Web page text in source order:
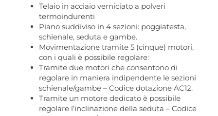
Telaio in acciaio verniciato a polveri
termoindurenti
Piano suddiviso in 4 sezioni: poggiatesta,
schienale, seduta e gambe.
Movimentazione tramite 5 (cinque) motori,
con i quali è possibile regolare:
Tramite due motori che consentono di
regolare in maniera indipendente le sezioni
schienale/gambe – Codice dotazione AC12.
Tramite un motore dedicato è possibile
regolare l’inclinazione della seduta – Codice